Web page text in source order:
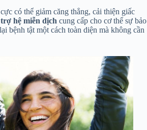
có thể giảm căng thẳng, cải thiện giấc
hệ miễn dịch cung cấp cho cơ thể sự bảo
bệnh tật một cách toàn diện mà không cần